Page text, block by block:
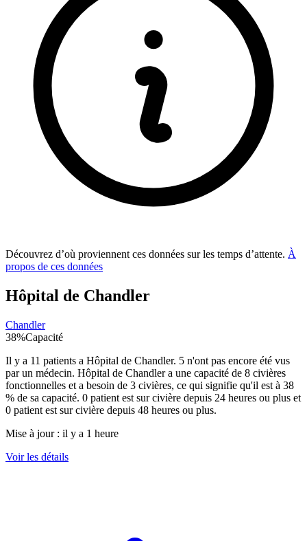
Découvrez d’où proviennent ces données sur les temps d’attente. À
propos de ces données
Hôpital de Chandler
Chandler
38%Capacité
Il y a 11 patients a Hôpital de Chandler. 5 n'ont pas encore été vus
par un médecin. Hôpital de Chandlera une capacité de 8 civières
fonctionnelles et a besoin de 3 civières, ce qui signifie qu'il est à 38
% de sa capacité. 0 patient est sur civière depuis 24 heures ou plus et
0 patient est sur civière depuis 48 heures ou plus.
Mise à jour : il y a 1 heure
Voir les détails